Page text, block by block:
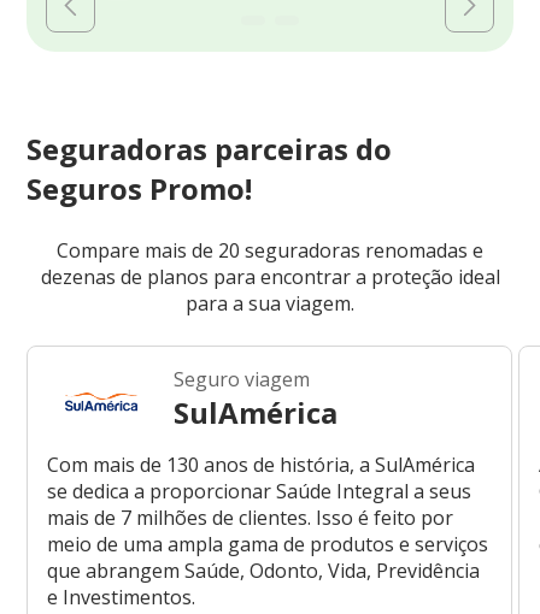
Seguradoras parceiras do
Seguros Promo!
Compare mais de 20 seguradoras renomadas e
dezenas de planos para encontrar a proteção ideal
para a sua viagem.
Seguro viagem
SulAmérica
Com mais de 130 anos de história, a SulAmérica
se dedica a proporcionar Saúde Integral a seus
mais de 7 milhões de clientes. Isso é feito por
meio de uma ampla gama de produtos e serviços
que abrangem Saúde, Odonto, Vida, Previdência
e Investimentos.